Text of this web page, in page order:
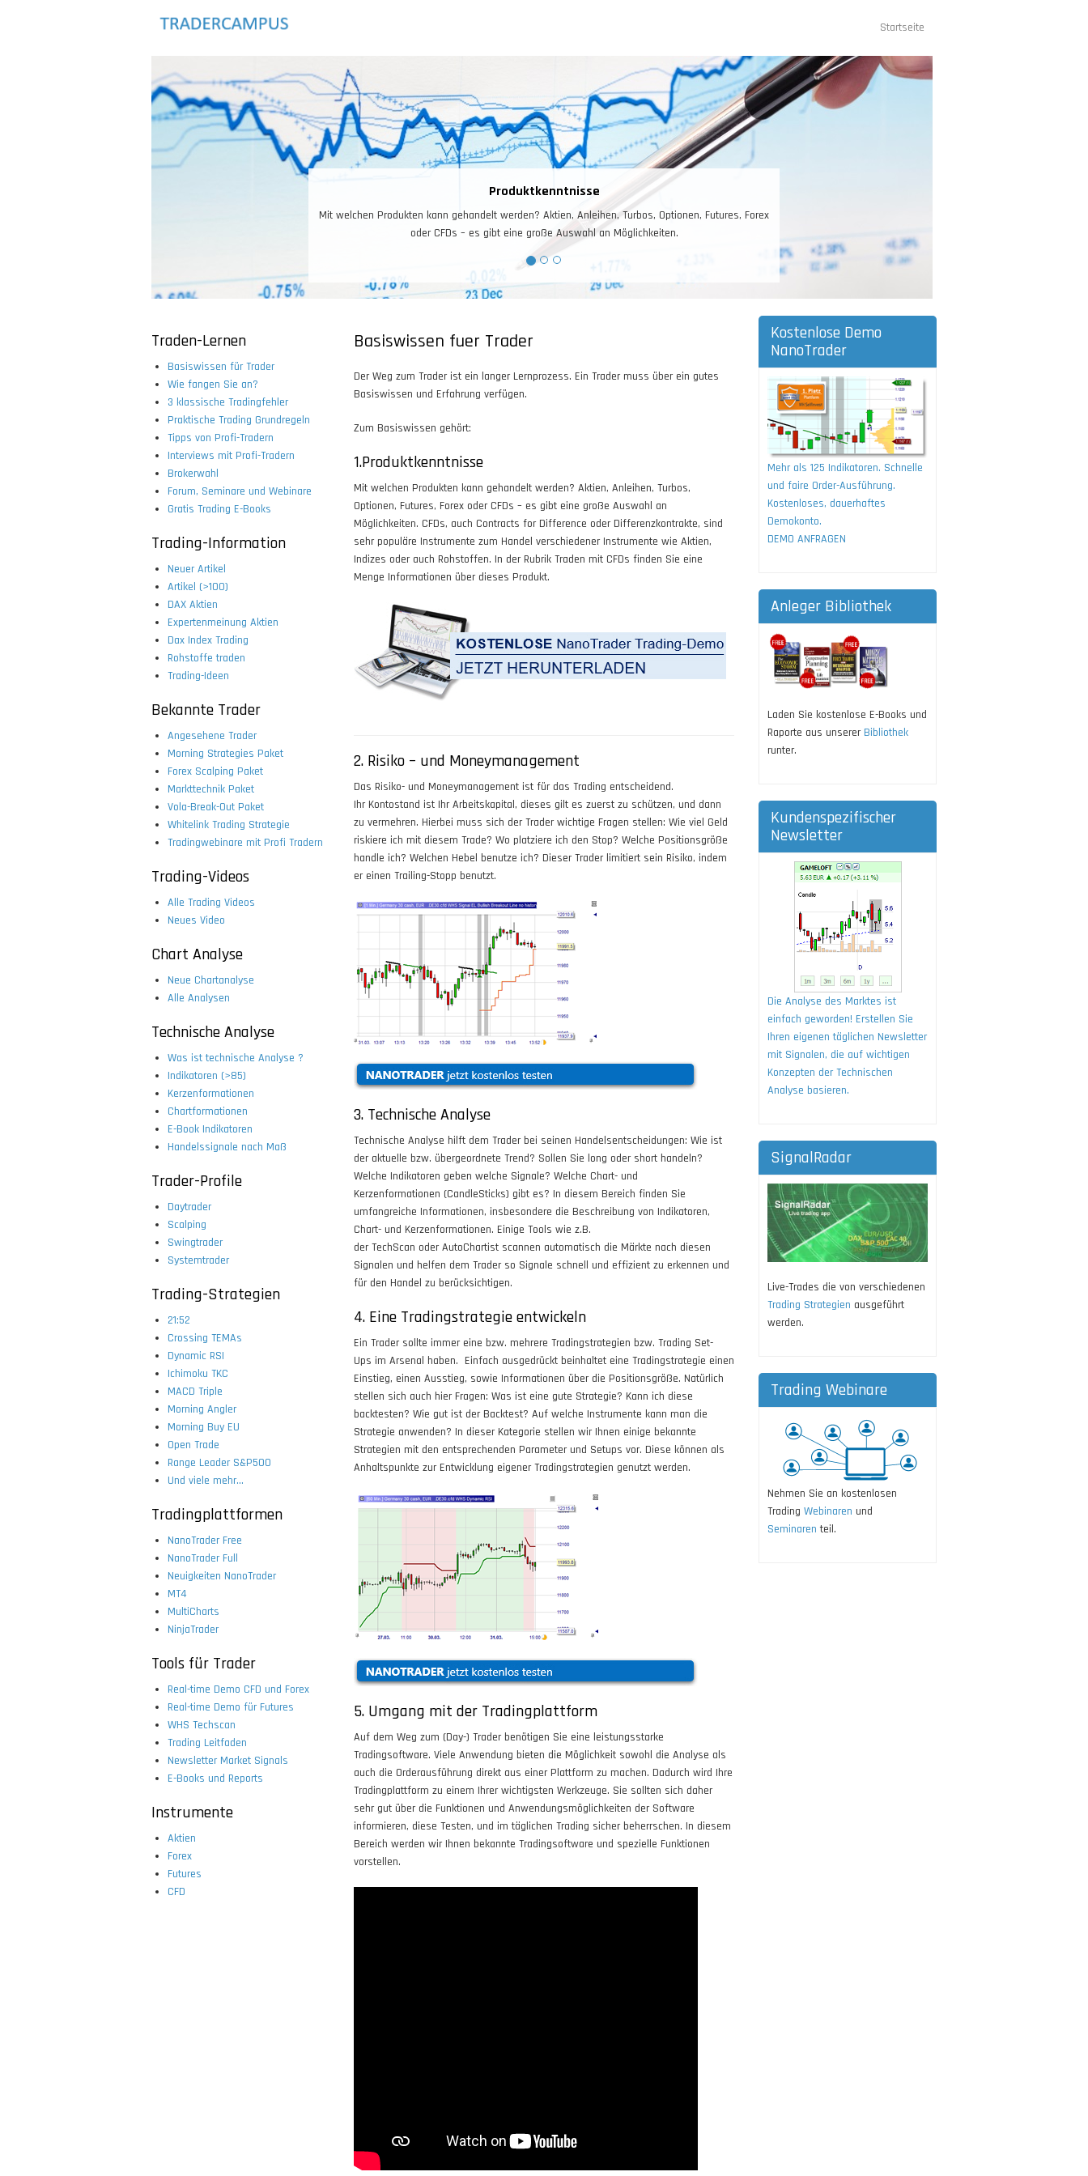
Startseite
Risiko – und Moneymanagement
Das Risiko- und Moneymanagement ist für das Trading entscheidend. Ihr Kontostand ist Ihr
Arbeitskapital, dieses gilt es zuerst zu schützen, und dann zu vermehren.
Traden-Lernen
Basiswissen für Trader
Wie fangen Sie an?
3 klassische Tradingfehler
Praktische Trading Grundregeln
Tipps von Profi-Tradern
Interviews mit Profi-Tradern
Brokerwahl
Forum, Seminare und Webinare
Gratis Trading E-Books
Trading-Information
Neuer Artikel
Artikel (>100)
DAX Aktien
Expertenmeinung Aktien
Dax Index Trading
Rohstoffe traden
Trading-Ideen
Bekannte Trader
Angesehene Trader
Morning Strategies Paket
Forex Scalping Paket
Markttechnik Paket
Vola-Break-Out Paket
Whitelink Trading Strategie
Tradingwebinare mit Profi Tradern
Trading-Videos
Alle Trading Videos
Neues Video
Chart Analyse
Neue Chartanalyse
Alle Analysen
Technische Analyse
Was ist technische Analyse ?
Indikatoren (>85)
Kerzenformationen
Chartformationen
E-Book Indikatoren
Handelssignale nach Maß
Trader-Profile
Daytrader
Scalping
Swingtrader
Systemtrader
Trading-Strategien
21:52
Crossing TEMAs
Dynamic RSI
Ichimoku TKC
MACD Triple
Morning Angler
Morning Buy EU
Open Trade
Range Leader S&P500
Und viele mehr...
Tradingplattformen
NanoTrader Free
NanoTrader Full
Neuigkeiten NanoTrader
MT4
MultiCharts
NinjaTrader
Tools für Trader
Real-time Demo CFD und Forex
Real-time Demo für Futures
WHS Techscan
Trading Leitfaden
Newsletter Market Signals
E-Books und Reports
Instrumente
Aktien
Forex
Futures
CFD
Basiswissen fuer Trader
Der Weg zum Trader ist ein langer Lernprozess. Ein Trader muss über ein gutes
Basiswissen und Erfahrung verfügen.
Zum Basiswissen gehört:
1.Produktkenntnisse
Mit welchen Produkten kann gehandelt werden? Aktien, Anleihen, Turbos,
Optionen, Futures, Forex oder CFDs – es gibt eine große Auswahl an
Möglichkeiten. CFDs, auch Contracts for Difference oder Differenzkontrakte, sind
sehr populäre Instrumente zum Handel verschiedener Instrumente wie Aktien,
Indizes oder auch Rohstoffen. In der Rubrik Traden mit CFDs finden Sie eine
Menge Informationen über dieses Produkt.
2. Risiko – und Moneymanagement
Das Risiko- und Moneymanagement ist für das Trading entscheidend.
Ihr Kontostand ist Ihr Arbeitskapital, dieses gilt es zuerst zu schützen, und dann
zu vermehren. Hierbei muss sich der Trader wichtige Fragen stellen: Wie viel Geld
riskiere ich mit diesem Trade? Wo platziere ich den Stop? Welche Positionsgröße
handle ich? Welchen Hebel benutze ich? Dieser Trader limitiert sein Risiko, indem
er einen Trailing-Stopp benutzt.
3. Technische Analyse
Technische Analyse hilft dem Trader bei seinen Handelsentscheidungen: Wie ist
der aktuelle bzw. übergeordnete Trend? Sollen Sie long oder short handeln?
Welche Indikatoren geben welche Signale? Welche Chart- und
Kerzenformationen (CandleSticks) gibt es? In diesem Bereich finden Sie
umfangreiche Informationen, insbesondere die Beschreibung von Indikatoren,
Chart- und Kerzenformationen. Einige Tools wie z.B.
der TechScan oder AutoChartist scannen automatisch die Märkte nach diesen
Signalen und helfen dem Trader so Signale schnell und effizient zu erkennen und
für den Handel zu berücksichtigen.
4. Eine Tradingstrategie entwickeln
Ein Trader sollte immer eine bzw. mehrere Tradingstrategien bzw. Trading Set-
Ups im Arsenal haben. Einfach ausgedrückt beinhaltet eine Tradingstrategie einen
Einstieg, einen Ausstieg, sowie Informationen über die Positionsgröße. Natürlich
stellen sich auch hier Fragen: Was ist eine gute Strategie? Kann ich diese
backtesten? Wie gut ist der Backtest? Auf welche Instrumente kann man die
Strategie anwenden? In dieser Kategorie stellen wir Ihnen einige bekannte
Strategien mit den entsprechenden Parameter und Setups vor. Diese können als
Anhaltspunkte zur Entwicklung eigener Tradingstrategien genutzt werden.
5. Umgang mit der Tradingplattform
Auf dem Weg zum (Day-) Trader benötigen Sie eine leistungsstarke
Tradingsoftware. Viele Anwendung bieten die Möglichkeit sowohl die Analyse als
auch die Orderausführung direkt aus einer Plattform zu machen. Dadurch wird Ihre
Tradingplattform zu einem Ihrer wichtigsten Werkzeuge. Sie sollten sich daher
sehr gut über die Funktionen und Anwendungsmöglichkeiten der Software
informieren, diese Testen, und im täglichen Trading sicher beherrschen. In diesem
Bereich werden wir Ihnen bekannte Tradingsoftware und spezielle Funktionen
vorstellen.
Kostenlose Demo
NanoTrader
Mehr als 125 Indikatoren. Schnelle
und faire Order-Ausführung.
Kostenloses, dauerhaftes
Demokonto.
DEMO ANFRAGEN
Anleger Bibliothek
Laden Sie kostenlose E-Books und
Raporte aus unserer Bibliothek
runter.
Kundenspezifischer
Newsletter
Die Analyse des Marktes ist
einfach geworden! Erstellen Sie
Ihren eigenen täglichen Newsletter
mit Signalen, die auf wichtigen
Konzepten der Technischen
Analyse basieren.
SignalRadar
Live-Trades die von verschiedenen
Trading Strategien ausgeführt
werden.
Trading Webinare
Nehmen Sie an kostenlosen
Trading Webinaren und
Seminaren teil.